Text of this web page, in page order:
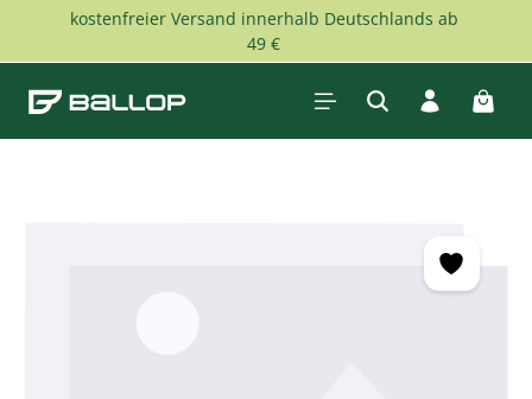
Zum Hauptinhalt springen
kostenfreier Versand innerhalb Deutschlands ab
49 €